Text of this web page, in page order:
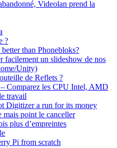
Videolan prend la
?
than Phonebloks?
facilement un slideshow de nos
Unity)
de Reflets ?
Comparez les CPU Intel, AMD
travail
Digitizer a run for its money
mais point le canceller
plus d’empreintes
Pi from scratch